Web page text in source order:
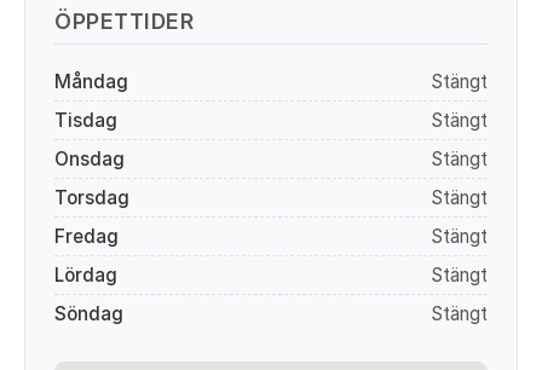
ÖPPETTIDER
Måndag
Stängt
Tisdag
Stängt
Onsdag
Stängt
Torsdag
Stängt
Fredag
Stängt
Lördag
Stängt
Söndag
Stängt